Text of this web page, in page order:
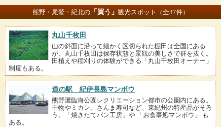
熊野・尾鷲・紀北の「買う」 観光スポット（全37件）
丸山千枚田
山の斜面に沿って細かく区切られた棚田は全国にある
が、丸山千枚田は保存状態と景観の美しさで群を抜く。
田植えや稲刈りの体験ができる「丸山千枚田オーナー」
制度もある。
道の駅 紀伊長島マンボウ
熊野灘臨海公園レクリエーション都市の公園内にある。
干物やミカン、さんま寿司など、東紀州の特産品がそろ
う。「焼きたてパン工房」や 「お食事処マンボウ」 も
ある。